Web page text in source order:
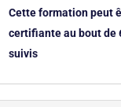
Cette formation peut
certifiante au bout de
suivis